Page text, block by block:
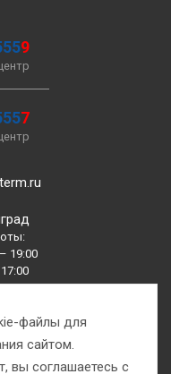
9
7
19:00
файлы для
сайтом.
вы соглашаетесь с